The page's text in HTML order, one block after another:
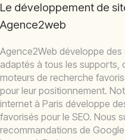
Le développement de
Agence2web
Agence2Web développe
adaptés à tous les supports,
moteurs de recherche
pour leur positionnement.
internet à Paris développe
favorisés pour le SEO. Nous
recommandations de